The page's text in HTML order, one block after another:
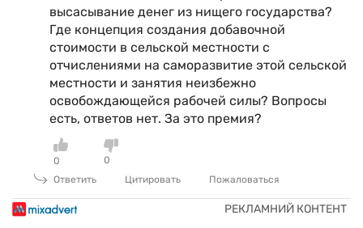
высасывание денег из нищего государства?
Где концепция создания добавочной
стоимости в сельской местности с
отчислениями на саморазвитие этой сельской
местности и занятия неизбежно
освобождающейся рабочей силы? Вопросы
есть, ответов нет. За это премия?
0
0
Ответить
Цитировать Пожаловаться